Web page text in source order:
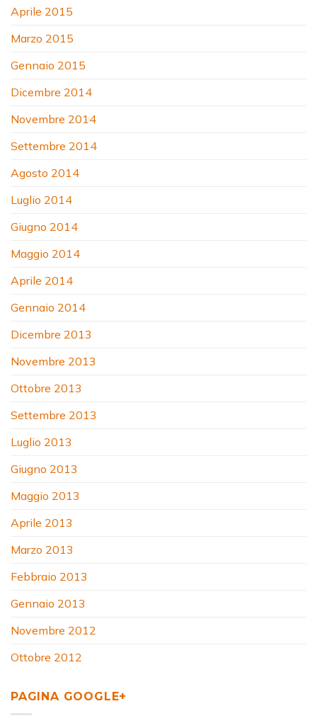
Aprile 2015
Marzo 2015
Gennaio 2015
Dicembre 2014
Novembre 2014
Settembre 2014
Agosto 2014
Luglio 2014
Giugno 2014
Maggio 2014
Aprile 2014
Gennaio 2014
Dicembre 2013
Novembre 2013
Ottobre 2013
Settembre 2013
Luglio 2013
Giugno 2013
Maggio 2013
Aprile 2013
Marzo 2013
Febbraio 2013
Gennaio 2013
Novembre 2012
Ottobre 2012
PAGINA GOOGLE+